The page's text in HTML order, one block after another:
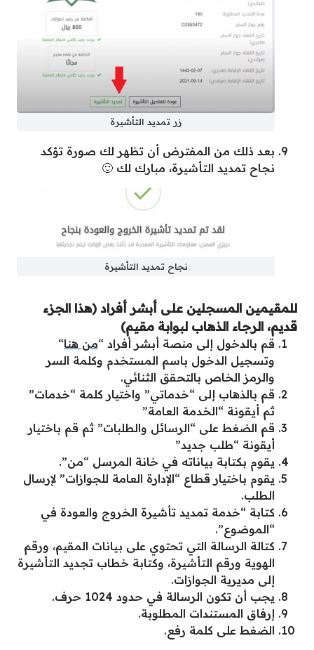
زر تمديد التأشيرة
بعد ذلك من المفترض أن تظهر لك صورة تؤكد
نجاح تمديد التأشيرة، مبارك لك 🙂
نجاح تمديد التأشيرة
للمقيمين المسجلين على أبشر أفراد (هذا الجزء
قديم، الرجاء الذهاب لبوابة مقيم)
قم بالدخول إلى منصة أبشر أفراد “من هنا“
وتسجيل الدخول باسم المستخدم وكلمة السر
والرمز الخاص بالتحقق الثنائي.
قم بالذهاب إلى “خدماتي” واختيار كلمة “خدمات”
ثم أيقونة “الخدمة العامة”
قم الضغط على “الرسائل والطلبات” ثم قم باختيار
أيقونة “طلب جديد”
يقوم بكتابة بياناته في خانة المرسل “من”.
يقوم باختيار قطاع “الإدارة العامة للجوازات” لإرسال
الطلب.
كتابة “خدمة تمديد تأشيرة الخروج والعودة في
“الموضوع”.
كتالة الرسالة التي تحتوي على بيانات المقيم، ورقم
الهوية ورقم التأشيرة، وكتابة خطاب تجديد التأشيرة
إلى مديرية الجوازات.
يجب أن تكون الرسالة في حدود 1024 حرف.
إرفاق المستندات المطلوبة.
الضغط على كلمة رفع.